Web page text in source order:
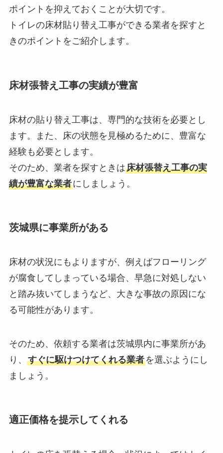
ポイントを抑えておくことが大切です。
トイレの床材貼り替え工事ができる業者を探すと
きのポイントをご紹介します。
床材張替え工事の実績が豊富
床材の貼り替え工事は、専門的な技術を必要とし
ます。また、床の状態を見極めるために、豊富な
経験も必要とします。
そのため、業者を探すときは床材張替え工事の実
績が豊富な業者にしましょう。
茨城県に事業所がある
床材の状況にもよりますが、例えばフローリング
が腐食してしまっている場合、早急に対処しない
と踏み抜いてしまうなど、大きな事故の原因にな
る可能性があります。
そのため、依頼する業者は茨城県内に事業所があ
り、 すぐに駆けつけてくれる業者を選ぶようにし
ましょう。
適正価格を提示してくれる